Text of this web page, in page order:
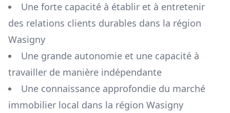
Une forte capacité à établir et à entretenir
des relations clients durables dans la région
Wasigny
Une grande autonomie et une capacité à
travailler de manière indépendante
Une connaissance approfondie du marché
immobilier local dans la région Wasigny